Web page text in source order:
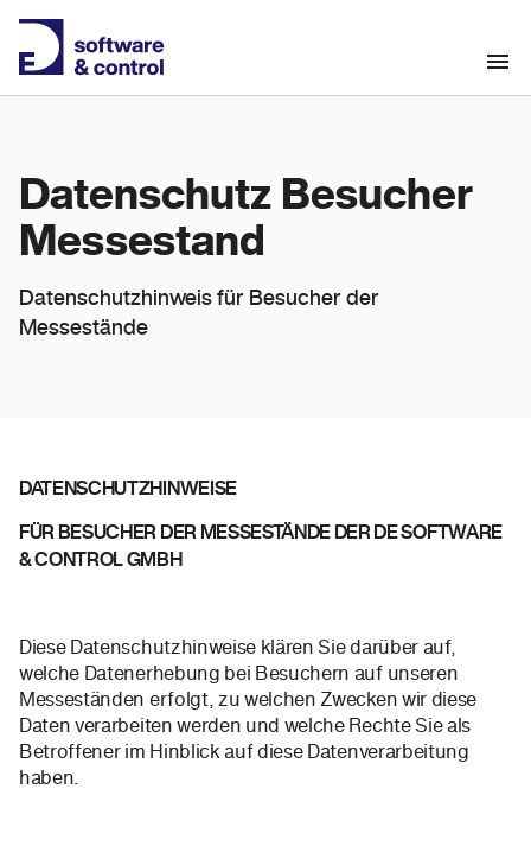
Datenschutz Besucher
Messestand
Datenschutzhinweis für Besucher der
Messestände
DATENSCHUTZHINWEISE
FÜR BESUCHER DER MESSESTÄNDE DER DE SOFTWARE
& CONTROL GMBH
Diese Datenschutzhinweise klären Sie darüber auf,
welche Datenerhebung bei Besuchern auf unseren
Messeständen erfolgt, zu welchen Zwecken wir diese
Daten verarbeiten werden und welche Rechte Sie als
Betroffener im Hinblick auf diese Datenverarbeitung
haben.